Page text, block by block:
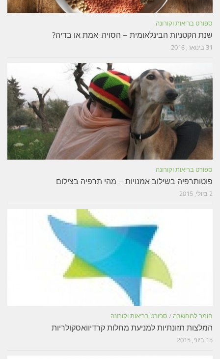
ספורט בריאות וקורונה
שנת הקטניות הבינלאומית – הסויה: אמת או בדיה?
31 בינואר, 2016
ספורט בריאות וקורונה
פוטותרפיה בשילוב אמנויות – מהי תרפיה בצילום
2 ביולי, 2015
חומר למחשבה / ספורט בריאות וקורונה
המלצות תזונתיות למניעת מחלות קרדיוואסקולריות
15 ביוני, 2015